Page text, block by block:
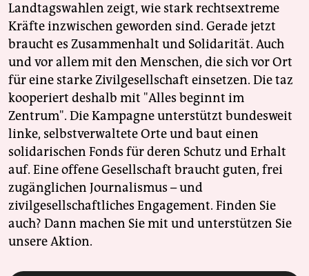
Landtagswahlen zeigt, wie stark rechtsextreme
Kräfte inzwischen geworden sind. Gerade jetzt
braucht es Zusammenhalt und Solidarität. Auch
und vor allem mit den Menschen, die sich vor Ort
für eine starke Zivilgesellschaft einsetzen. Die taz
kooperiert deshalb mit "Alles beginnt im
Zentrum". Die Kampagne unterstützt bundesweit
linke, selbstverwaltete Orte und baut einen
solidarischen Fonds für deren Schutz und Erhalt
auf. Eine offene Gesellschaft braucht guten, frei
zugänglichen Journalismus – und
zivilgesellschaftliches Engagement. Finden Sie
auch? Dann machen Sie mit und unterstützen Sie
unsere Aktion.